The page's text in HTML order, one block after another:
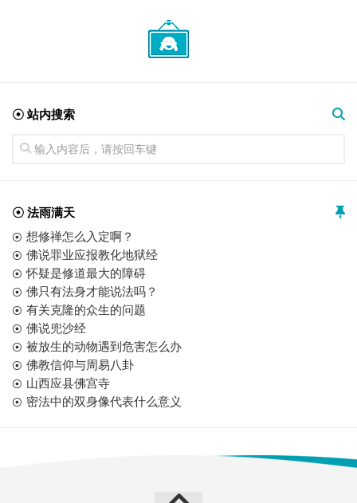
☉ 站内搜索
☉ 法雨满天
想修禅怎么入定啊？
佛说罪业应报教化地狱经
怀疑是修道最大的障碍
佛只有法身才能说法吗？
有关克隆的众生的问题
佛说兜沙经
被放生的动物遇到危害怎么办
佛教信仰与周易八卦
山西应县佛宫寺
密法中的双身像代表什么意义